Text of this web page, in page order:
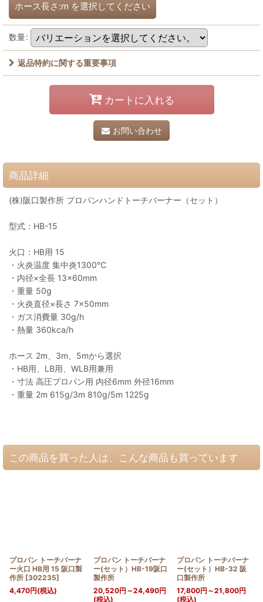
ホース長さ:m を選択してください
数量:
返品特約に関する重要事項
カートに入れる
お問い合わせ
商品詳細
(株)阪口製作所 プロパンハンドトーチバーナー（セット）
型式：HB-15
火口：HB用 15
・火炎温度 集中炎1300℃
・内径×全長 13×60mm
・重量 50g
・火炎直径×長さ 7×50mm
・ガス消費量 30g/h
・熱量 360kca/h
ホース 2m、3m、5mから選択
・HB用、LB用、WLB用兼用
・寸法 高圧プロパン用 内径6mm 外径16mm
・重量 2m 615g/3m 810g/5m 1225g
この商品を買った人は、こんな商品も買っています
プロパン トーチバーナ
ー火口 HB用 15 阪口製
作所 [302235]
4,470円(税込)
プロパン トーチバーナ
ー(セット）HB-19阪口
製作所
20,520円 ～24,490円
(税込)
プロパン トーチバーナ
ー(セット）HB-32 阪
口製作所
17,800円 ～21,800円
(税込)